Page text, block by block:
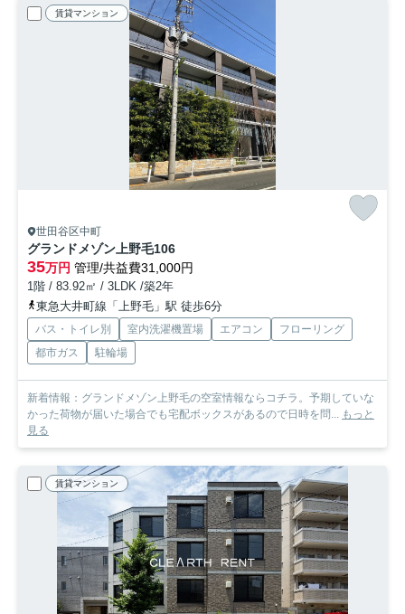
賃貸マンション
世田谷区中町
グランドメゾン上野毛106
35万円 管理/共益費31,000円
1階 / 83.92㎡ / 3LDK /築2年
東急大井町線「上野毛」駅 徒歩6分
バス・トイレ別 室内洗濯機置場 エアコン
フローリング
都市ガス
駐輪場
新着情報：グランドメゾン上野毛の空室情報ならコチラ。予期していな
かった荷物が届いた場合でも宅配ボックスがあるので日時を問... もっと
見る
賃貸マンション